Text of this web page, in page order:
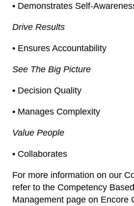
• Demonstrates Self-
Drive Results
• Ensures Accountability
See The Big Picture
• Decision Quality
• Manages Complexity
Value People
• Collaborates
For more information on our
refer to the Competency
Management page on Encore